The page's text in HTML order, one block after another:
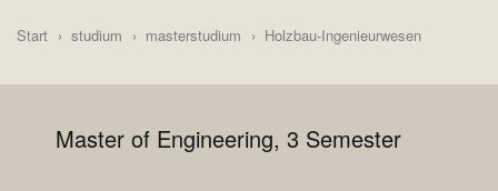
Start studium masterstudium Holzbau-Ingenieurwesen
Master of Engineering, 3 Semester